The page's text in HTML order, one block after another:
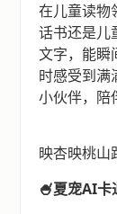
在儿童读物
话书还是儿
文字，能瞬
时感受到满
小伙伴，陪
映杏映桃山
🍧夏宠AI卡